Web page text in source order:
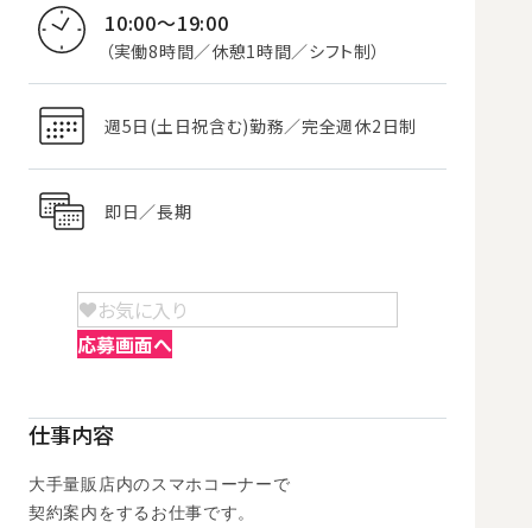
10:00～19:00
（実働8時間／休憩1時間／シフト制）
週5日(土日祝含む)勤務／完全週休2日制
即日／長期
お気に入り
応募画面へ
仕事内容
大手量販店内のスマホコーナーで
契約案内をするお仕事です。